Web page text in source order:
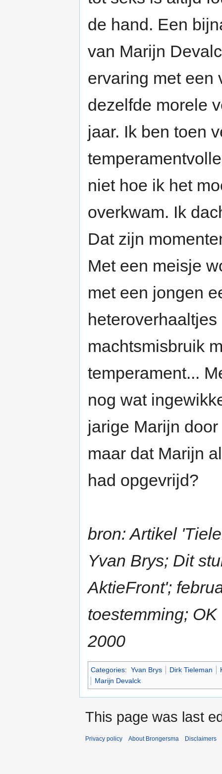
de hand. Een
van Marijn
ervaring met een
dezelfde morele
jaar. Ik ben toen
niet hoe ik het
overkwam. Ik
Dat zijn
Met een meisje
met een jongen
machtsmisbruik
temperament...
nog wat
jarige Marijn
maar dat Marijn
had opgevrijd?
bron: Artikel
Yvan Brys; Dit
AktieFront';
toestemming;
2000
Categories: Yvan Brys Dirk Tieleman
Marijn Devalck
This page was last
Privacy policy About Brongersma Disclaimers